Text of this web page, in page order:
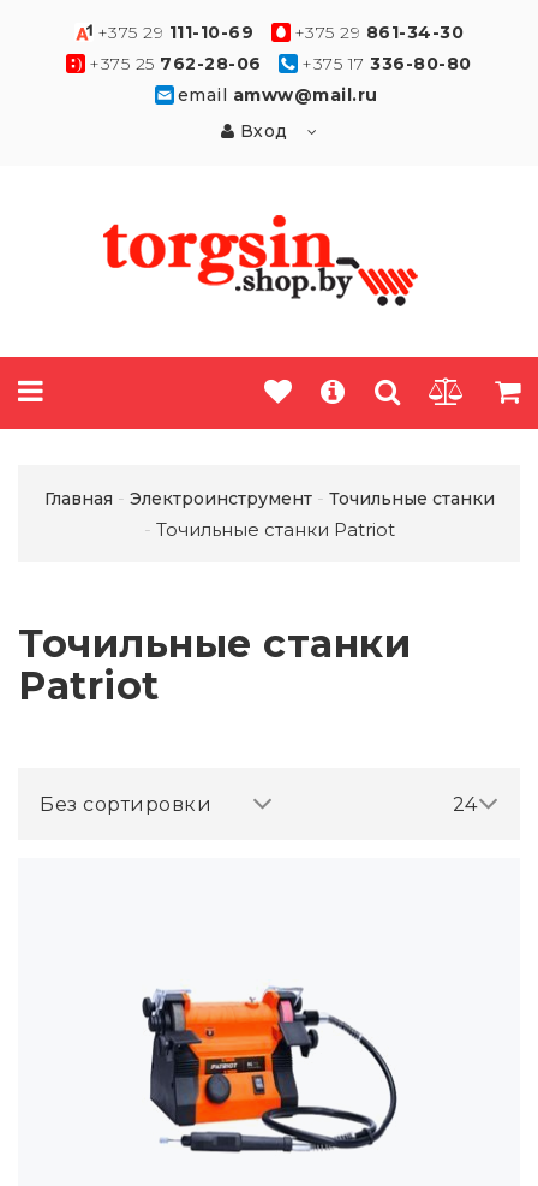
+375 29 111-10-69 +375 29 861-34-30
+375 25 762-28-06 +375 17 336-80-80
email amww@mail.ru
Вход
Главная Электроинструмент Точильные станки
Точильные станки Patriot
Точильные станки
Patriot
24
Без сортировки